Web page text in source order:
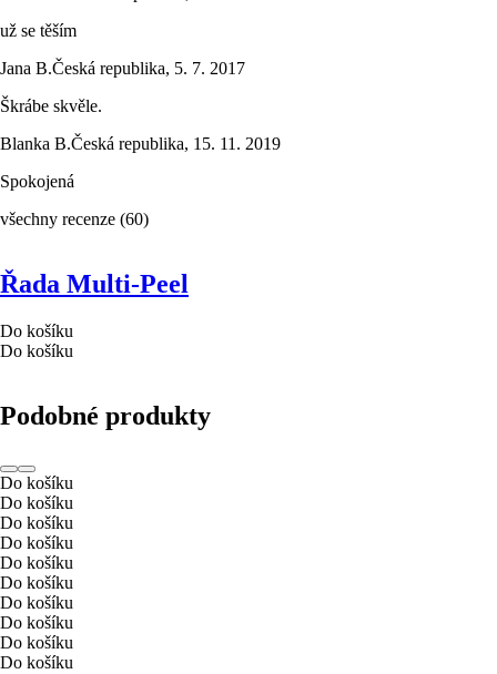
už se těším
Jana B.Česká republika, 5. 7. 2017
Škrábe skvěle.
Blanka B.Česká republika, 15. 11. 2019
Spokojená
všechny recenze (60)
Řada Multi-Peel
Do košíku
Do košíku
Podobné produkty
Do košíku
Do košíku
Do košíku
Do košíku
Do košíku
Do košíku
Do košíku
Do košíku
Do košíku
Do košíku